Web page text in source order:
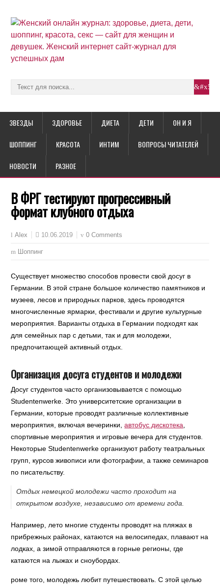
ЗВЕЗДЫ ЗДОРОВЬЕ ДИЕТА ДЕТИ ОН И Я
ШОППИНГ КРАСОТА ИНТИМ ВОПРОСЫ ЧИТАТЕЛЕЙ
НОВОСТИ РАЗНОЕ
В ФРГ тестируют прогрессивный
формат клубного отдыха
Alex 10.06.2019 0 Comments
Шоппинг
Существует множество способов провести свой досуг в
Германии. В этой стране большое количество памятников и
музеев, лесов и природных парков, здесь проводятся
многочисленные ярмарки, фестивали и другие культурные
мероприятия. Варианты отдыха в Германии подходят как
для семейных пар с детьми, так и для молодежи,
предпочитающей активный отдых.
Организация досуга студентов и молодежи
Досуг студентов часто организовывается с помощью
Studentenwerke. Это университетские организации в
Германии, которые проводят различные коллективные
мероприятия, включая вечеринки,автобус дискотека
спортивные мероприятия и игровые вечера для студентов.
Некоторые Studentenwerke организуют работу театральных
групп, курсов живописи или фотографии, а также семинаров
по писательству.
Отдых немецкой молодежи часто проходит на
открытом воздухе, независимо от времени года.
Например, лето многие студенты проводят на пляжах в
прибрежных районах, катаются на велосипедах, плавают на
лодках, а зимой отправляются в горные регионы, где
катаются на лыжах и сноубордах.
роме того, молодежь любит путешествовать. С этой целью